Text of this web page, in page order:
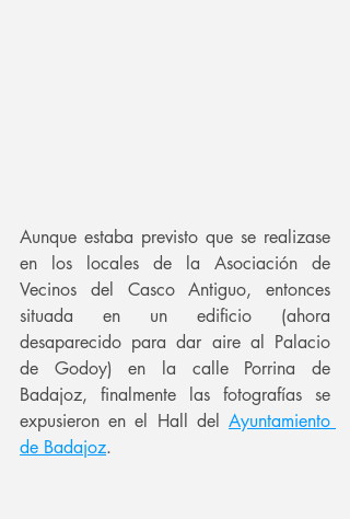
Aunque estaba previsto que se realizase
en los locales de la Asociación de
Vecinos del Casco Antiguo, entonces
situada en un edificio (ahora
desaparecido para dar aire al Palacio
de Godoy) en la calle Porrina de
Badajoz, finalmente las fotografías se
expusieron en el Hall del Ayuntamiento
de Badajoz.